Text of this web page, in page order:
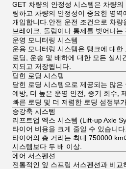
GET 차량의 안정성 시스템은 차량
링하고 차량의 안정성이 중요한 영역
개입합니다.안전 운전 조건으로 차량
브레이크, 돌림이나 통제를 벗어나는
운영 모니터링 시스템
운용 모니터링 시스템은 탱크에 대
로딩, 운송 및 배하에 대한 모든 실시
지되고 저장됩니다.
닫힌 로딩 시스템
닫힌 로딩 시스템으로 제공되는 많은
예방, 더 높은 운영 안전, 증기 회수,
빠른 로딩 및 더 저렴한 로딩 섬정부
승강축 시스템
리프트업 엑스 시스템 (Lift-up Axle
타이어 비용을 크게 줄일 수 있습니
타이어의 총 거리는 최대 750000 km
시스템보다 두 배 이상.
에어 서스펜션
전통적인 잎 스프링 서스펜션과 비교